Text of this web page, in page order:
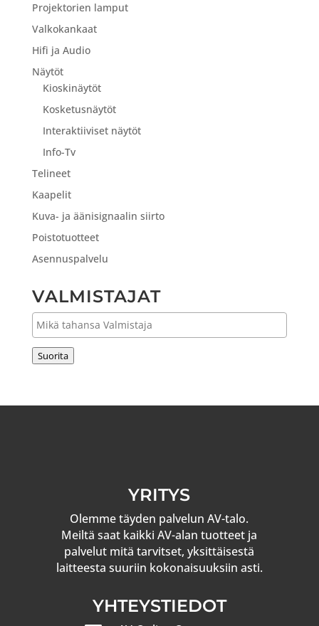
Projektorien lamput
Valkokankaat
Hifi ja Audio
Näytöt
Kioskinäytöt
Kosketusnäytöt
Interaktiiviset näytöt
Info-Tv
Telineet
Kaapelit
Kuva- ja äänisignaalin siirto
Poistotuotteet
Asennuspalvelu
VALMISTAJAT
Suorita
YRITYS
Olemme täyden palvelun AV-talo.
Meiltä saat kaikki AV-alan tuotteet ja
palvelut mitä tarvitset, yksittäisestä
laitteesta suuriin kokonaisuuksiin asti.
YHTEYSTIEDOT